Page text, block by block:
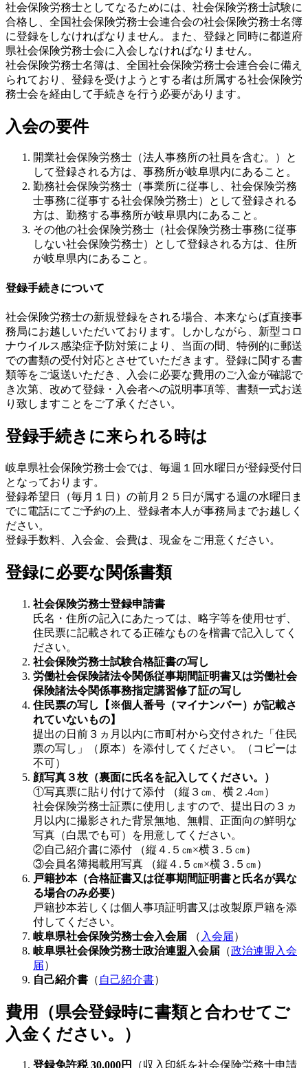
社会保険労務士としてなるためには、社会保険労務士試験に
合格し、全国社会保険労務士会連合会の社会保険労務士名簿
に登録をしなければなりません。また、登録と同時に都道府
県社会保険労務士会に入会しなければなりません。
社会保険労務士名簿は、全国社会保険労務士会連合会に備え
られており、登録を受けようとする者は所属する社会保険労
務士会を経由して手続きを行う必要があります。
入会の要件
開業社会保険労務士（法人事務所の社員を含む。）と
して登録される方は、事務所が岐阜県内にあること。
勤務社会保険労務士（事業所に従事し、社会保険労務
士事務に従事する社会保険労務士）として登録される
方は、勤務する事務所が岐阜県内にあること。
その他の社会保険労務士（社会保険労務士事務に従事
しない社会保険労務士）として登録される方は、住所
が岐阜県内にあること。
登録手続きについて
社会保険労務士の新規登録をされる場合、本来ならば直接事
務局にお越しいただいております。しかしながら、新型コロ
ナウイルス感染症予防対策により、当面の間、特例的に郵送
での書類の受付対応とさせていただきます。登録に関する書
類等をご返送いただき、入会に必要な費用のご入金が確認で
き次第、改めて登録・入会者への説明事項等、書類一式お送
り致しますことをご了承ください。
登録手続きに来られる時は
岐阜県社会保険労務士会では、毎週１回水曜日が登録受付日
となっております。
登録希望日（毎月１日）の前月２５日が属する週の水曜日ま
でに電話にてご予約の上、登録者本人が事務局までお越しく
ださい。
登録手数料、入会金、会費は、現金をご用意ください。
登録に必要な関係書類
社会保険労務士登録申請書
氏名・住所の記入にあたっては、略字等を使用せず、
住民票に記載されてる正確なものを楷書で記入してく
ださい。
社会保険労務士試験合格証書の写し
労働社会保険諸法令関係従事期間証明書又は労働社会
保険諸法令関係事務指定講習修了証の写し
住民票の写し【※個人番号（マイナンバー）が記載さ
れていないもの】
提出の日前３ヵ月以内に市町村から交付された「住民
票の写し」（原本）を添付してください。（コピーは
不可）
顔写真３枚（裏面に氏名を記入してください。）
①写真票に貼り付けて添付 （縦３㎝、横２.4㎝）
社会保険労務士証票に使用しますので、提出日の３ヵ
月以内に撮影された背景無地、無帽、正面向の鮮明な
写真（白黒でも可）を用意してください。
②自己紹介書に添付 （縦４.５㎝×横３.５㎝）
③会員名簿掲載用写真 （縦４.５㎝×横３.５㎝）
戸籍抄本（合格証書又は従事期間証明書と氏名が異な
る場合のみ必要）
戸籍抄本若しくは個人事項証明書又は改製原戸籍を添
付してください。
岐阜県社会保険労務士会入会届 （ 入会届）
岐阜県社会保険労務士政治連盟入会届 （政治連盟入会
届）
自己紹介書 （ 自己紹介書）
費用（県会登録時に書類と合わせてご
入金ください。）
登録免許税 30,000円 （収入印紙を社会保険労務士申請